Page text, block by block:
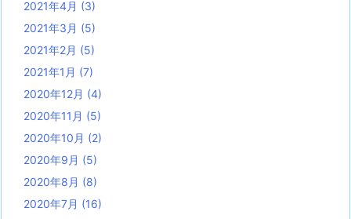
2021年4月 (3)
2021年3月 (5)
2021年2月 (5)
2021年1月 (7)
2020年12月 (4)
2020年11月 (5)
2020年10月 (2)
2020年9月 (5)
2020年8月 (8)
2020年7月 (16)